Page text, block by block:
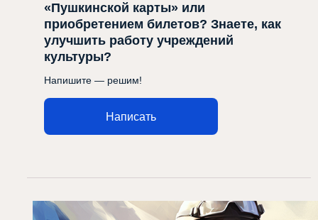
«Пушкинской карты» или
приобретением билетов? Знаете, как
улучшить работу учреждений
культуры?
Напишите — решим!
Написать